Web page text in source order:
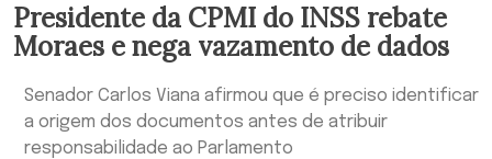
Presidente da CPMI do INSS rebate
Moraes e nega vazamento de dados
Senador Carlos Viana afirmou que é preciso identificar
a origem dos documentos antes de atribuir
responsabilidade ao Parlamento